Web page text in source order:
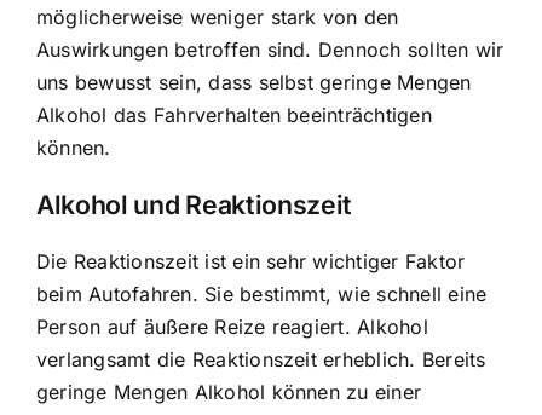
möglicherweise weniger stark von den
Auswirkungen betroffen sind. Dennoch sollten wir
uns bewusst sein, dass selbst geringe Mengen
Alkohol das Fahrverhalten beeinträchtigen
können.
Alkohol und Reaktionszeit
Die Reaktionszeit ist ein sehr wichtiger Faktor
beim Autofahren. Sie bestimmt, wie schnell eine
Person auf äußere Reize reagiert. Alkohol
verlangsamt die Reaktionszeit erheblich. Bereits
geringe Mengen Alkohol können zu einer